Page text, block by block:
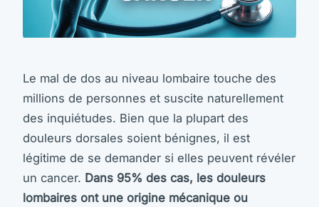
Le mal de dos au niveau lombaire touche des
millions de personnes et suscite naturellement
des inquiétudes. Bien que la plupart des
douleurs dorsales soient bénignes, il est
légitime de se demander si elles peuvent révéler
un cancer. Dans 95% des cas, les douleurs
lombaires ont une origine mécanique ou